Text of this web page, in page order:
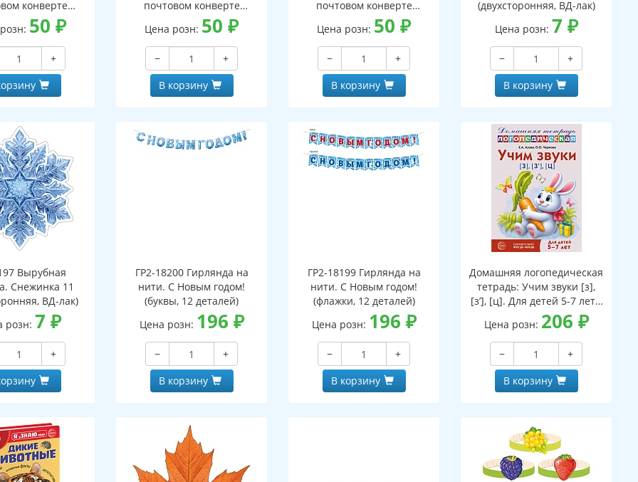
конверте
письмо с текстом
на обороте,
фигурка)
50₽
+
почтовом конверте
(конверт, письмо с текстом
и раскраской на обороте,
вырубная фигурка)
Цена розн: 50₽
−
+
В корзину
почтовом конверте
(конверт, письмо с текстом
и раскраской на обороте,
вырубная фигурка)
Цена розн: 50₽
−
+
В корзину
(двухсторонняя, ВД-лак)
Цена розн: 7 ₽
−
+
В корзину
Вырубная
Снежинка 11
ВД-лак)
розн: 7 ₽
+
ГР2-18200 Гирлянда на
нити. С Новым годом!
(буквы, 12 деталей)
Цена розн: 196 ₽
−
+
В корзину
ГР2-18199 Гирлянда на
нити. С Новым годом!
(флажки, 12 деталей)
Цена розн: 196 ₽
−
+
В корзину
Домашняя логопедическая
тетрадь: Учим звуки [з],
[з’], [ц]. Для детей 5-7 лет -
3-е изд.
Цена розн: 206 ₽
−
+
В корзину